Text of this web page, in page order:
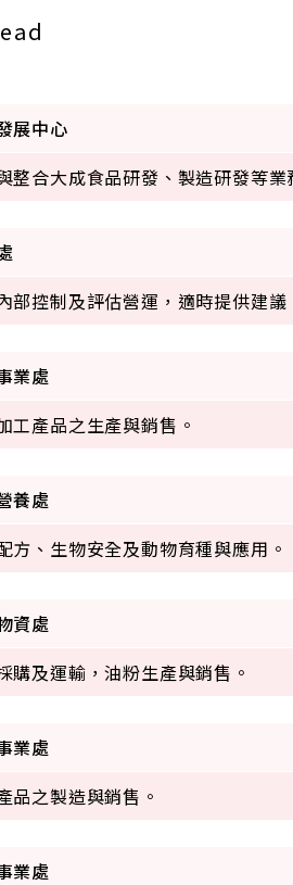
展中心
整合大成食品研發、製造研發等業
部控制及評估營運，適時提供建
業處
工產品之生產與銷售。
養處
方、生物安全及動物育種與應用。
資處
購及運輸，油粉生產與銷售。
業處
品之製造與銷售。
業處